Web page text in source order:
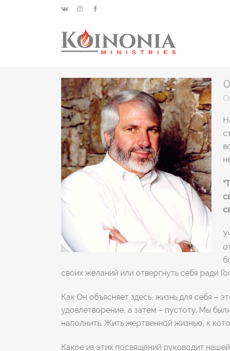
своих желаний или отвергнуть себя ради
Как Он объясняет здесь, жизнь для себя –
удовлетворение, а затем – пустоту. Мы
наполнить. Жить жертвенной жизнью, к
Какое из этих посвящений руководит